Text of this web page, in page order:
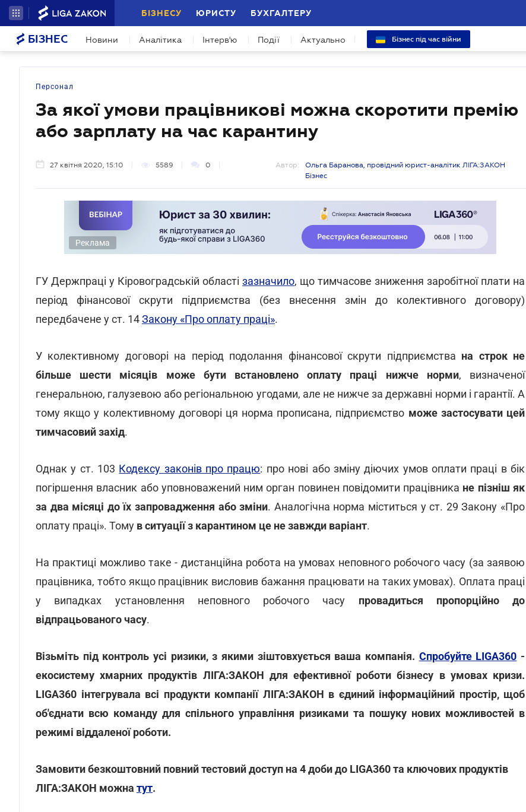
БІЗНЕСУ ЮРИСТУ БУХГАЛТЕРУ
БІЗНЕС Новини Аналітика Інтерв'ю Події Актуально Бізнес під час війни
Персонал
За якої умови працівникові можна скоротити премію
або зарплату на час карантину
27 квітня 2020, 15:10 5589 0 Автор:
Ольга Баранова, провідний юрист-аналітик ЛІГА:ЗАКОН
Бізнес
Реклама
ГУ Держпраці у Кіровоградській області зазначило, що тимчасове зниження заробітної плати на
період фінансової скрути підприємства (без внесення змін до колективного договору)
передбачене у ст. 14Закону «Про оплату праці».
У колективному договорі на період подолання фінансової скрути підприємства на строк не
більше шести місяців може бути встановлено оплату праці нижче норми, визначеної
генеральною, галузевою або регіональною угодами, але не нижче за державні норми і гарантії. А
тому якщо у колективному договорі ця норма прописана, підприємство може застосувати цей
тимчасовий захід.
Однак у ст. 103 Кодексу законів про працю: про нові або зміну діючих умов оплати праці в бік
погіршення власник або уповноважений ним орган повинен повідомити працівника не пізніш як
за два місяці до їх запровадження або зміни. Аналогічна норма міститься у ст. 29 Закону «Про
оплату праці». Тому в ситуації з карантином це не завжди варіант.
На практиці можливо таке - дистанційна робота на умовах неповного робочого часу (за заявою
працівника, тобто якщо працівник висловив бажання працювати на таких умовах). Оплата праці
у випадках установлення неповного робочого часу провадиться пропорційно до
відпрацьованого часу.
Візьміть під контроль усі ризики, з якими зіштовхується ваша компанія. Спробуйте LIGA360 -
екосистему хмарних продуктів ЛІГА:ЗАКОН для ефективної роботи бізнесу в умовах кризи.
LIGA360 інтегрувала всі продукти компанії ЛІГА:ЗАКОН в єдиний інформаційний простір, щоб
об'єднати всю команду для спільного управління ризиками та пошуку нових можливостей в
режимі віддаленої роботи.
Замовити безкоштовний повний тестовий доступ на 4 доби до LIGA360 та ключових продуктів
ЛІГА:ЗАКОН можна тут.